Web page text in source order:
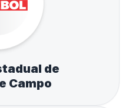
de
Campo